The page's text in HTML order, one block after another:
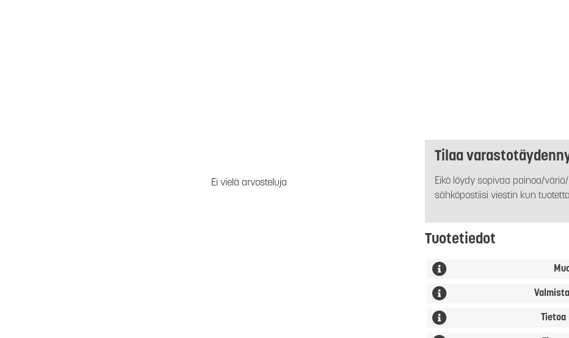
Ei vielä arvosteluja
Tilaa
Eikö löydy sopivaa painoa/
sähköpostiisi viestin kun
Tuotetiedot